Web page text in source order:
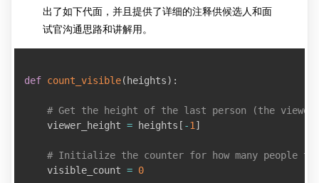
出了如下代面，并且提供了详细的注释供候选人和面
试官沟通思路和讲解用。
def count_visible( heights) :
# Get the height of the last person (the
    viewer_height
= heights [ -1 ]
# Initialize the counter for how many people
    visible_count
= 0